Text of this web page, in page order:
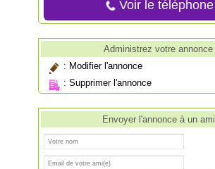
Voir le téléphone
Administrez votre annonce
: Modifier l'annonce
:Supprimer l'annonce
Envoyer l'annonce à un ami